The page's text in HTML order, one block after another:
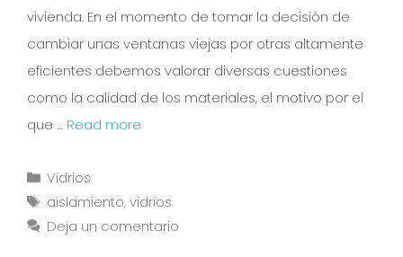
vivienda. En el momento de tomar la decisión de
cambiar unas ventanas viejas por otras altamente
eficientes debemos valorar diversas cuestiones
como la calidad de los materiales, el motivo por el
que … Read more
Vidrios
aislamiento,vidrios
Deja un comentario